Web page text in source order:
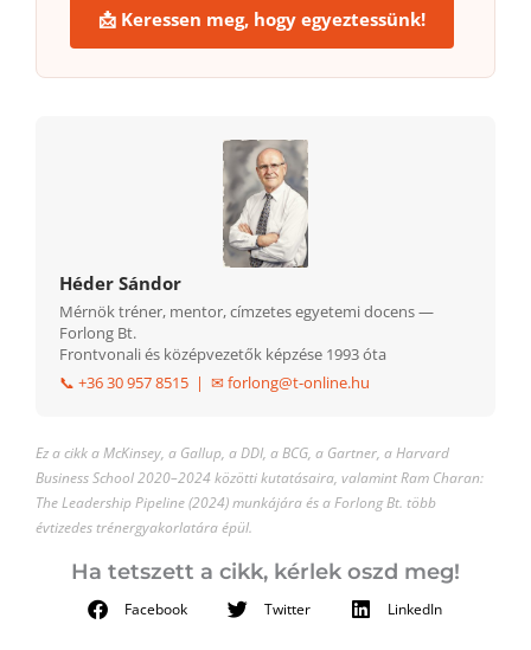
📩 Keressen meg, hogy egyeztessünk!
Héder Sándor
Mérnök tréner, mentor, címzetes egyetemi docens —
Forlong Bt.
Frontvonali és középvezetők képzése 1993 óta
📞 +36 30 957 8515 | ✉ forlong@t-online.hu
Ez a cikk a McKinsey, a Gallup, a DDI, a BCG, a Gartner, a Harvard
Business School 2020–2024 közötti kutatásaira, valamint Ram Charan:
The Leadership Pipeline (2024) munkájára és a Forlong Bt. több
évtizedes trénergyakorlatára épül.
Ha tetszett a cikk, kérlek oszd meg!
Facebook Twitter LinkedIn